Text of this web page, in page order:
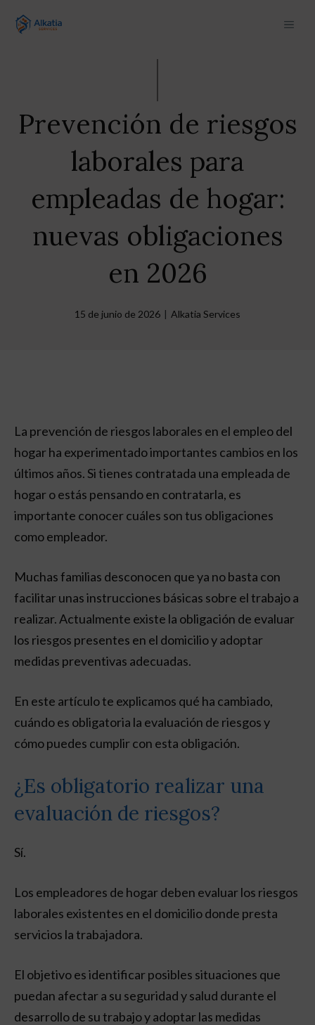
Prevención de riesgos
laborales para
empleadas de hogar:
nuevas obligaciones
en 2026
15 de junio de 2026 | Alkatia Services
La prevención de riesgos laborales en el empleo del
hogar ha experimentado importantes cambios en los
últimos años. Si tienes contratada una empleada de
hogar o estás pensando en contratarla, es
importante conocer cuáles son tus obligaciones
como empleador.
Muchas familias desconocen que ya no basta con
facilitar unas instrucciones básicas sobre el trabajo a
realizar. Actualmente existe la obligación de evaluar
los riesgos presentes en el domicilio y adoptar
medidas preventivas adecuadas.
En este artículo te explicamos qué ha cambiado,
cuándo es obligatoria la evaluación de riesgos y
cómo puedes cumplir con esta obligación.
¿Es obligatorio realizar una
evaluación de riesgos?
Sí.
Los empleadores de hogar deben evaluar los riesgos
laborales existentes en el domicilio donde presta
servicios la trabajadora.
El objetivo es identificar posibles situaciones que
puedan afectar a su seguridad y salud durante el
desarrollo de su trabajo y adoptar las medidas